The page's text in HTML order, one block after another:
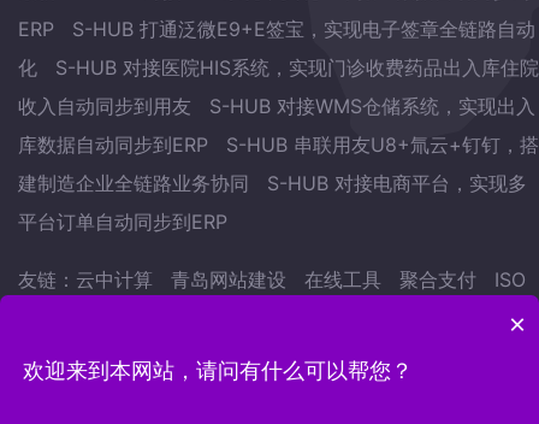
ERP
S-HUB 打通泛微E9+E签宝，实现电子签章全链路自动
化
S-HUB 对接医院HIS系统，实现门诊收费药品出入库住院
收入自动同步到用友
S-HUB 对接WMS仓储系统，实现出入
库数据自动同步到ERP
S-HUB 串联用友U8+氚云+钉钉，搭
建制造企业全链路业务协同
S-HUB 对接电商平台，实现多
平台订单自动同步到ERP
友链： 云中计算 青岛网站建设 在线工具 聚合支付
ISO
地表水监测
站
×
欢迎来到本网站，请问有什么可以帮您？